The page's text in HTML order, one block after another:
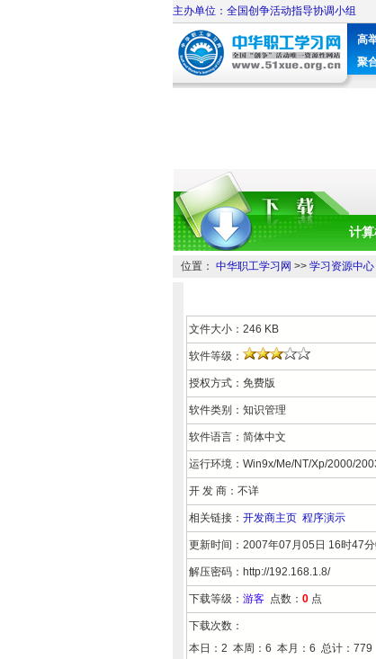
主办单位：全国创争活动指导协调小组
高
聚
计
位置： 中华职工学习网 >> 学习资源中心
文件大小：246 KB
软件等级：
授权方式：免费版
软件类别：知识管理
软件语言：简体中文
运行环境：Win9x/Me/NT/Xp/2000/
开 发 商：不详
相关链接： 开发商主页 程序演示
更新时间：2007年07月05日 16时47
解压密码：http://192.168.1.8/
下载等级： 游客点数： 0点
下载次数：
本日：2 本周：6 本月：6 总计：779